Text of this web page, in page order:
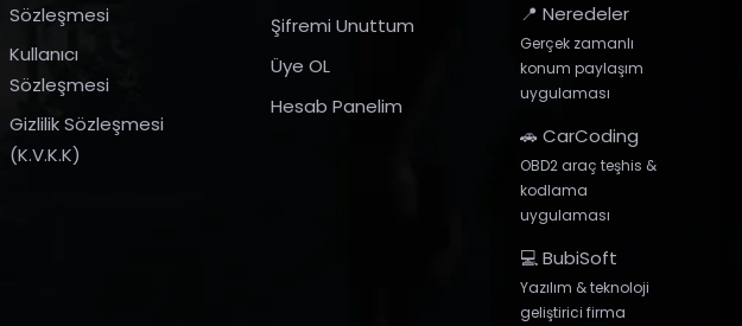
Sözleşmesi
Kullanıcı
Sözleşmesi
Gizlilik Sözleşmesi
(K.V.K.K)
Şifremi Unuttum
Üye OL
Hesab Panelim
📍 Neredeler
Gerçek zamanlı
konum paylaşım
uygulaması
🚗 CarCoding
OBD2 araç teşhis &
kodlama
uygulaması
💻 BubiSoft
Yazılım & teknoloji
geliştirici firma